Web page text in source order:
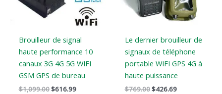
Brouilleur de signal
haute performance 10
canaux 3G 4G 5G WIFI
GSM GPS de bureau
$1,099.00$616.99
Le dernier brouilleur de
signaux de téléphone
portable WIFI GPS 4G à
haute puissance
$769.00$426.69